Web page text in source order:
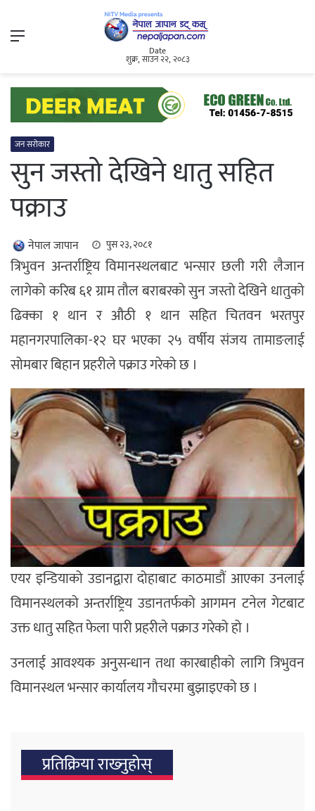
Menu
Date
शुक्र, साउन २२, २०८३
जन सरोकार
सुन जस्तो देखिने धातु सहित
पक्राउ
नेपाल जापान पुस २३, २०८१
त्रिभुवन अन्तर्राष्ट्रिय विमानस्थलबाट भन्सार छली गरी लैजान
लागेको करिब ६१ ग्राम तौल बराबरको सुन जस्तो देखिने धातुको
ढिक्का १ थान र औठी १ थान सहित चितवन भरतपुर
महानगरपालिका-१२ घर भएका २५ वर्षीय संजय तामाङलाई
सोमबार बिहान प्रहरीले पक्राउ गरेको छ ।
एयर इन्डियाको उडानद्वारा दोहाबाट काठमाडौं आएका उनलाई
विमानस्थलको अन्तर्राष्ट्रिय उडानतर्फको आगमन टनेल गेटबाट
उक्त धातु सहित फेला पारी प्रहरीले पक्राउ गरेको हो ।
उनलाई आवश्‍यक अनुसन्धान तथा कारबाहीको लागि त्रिभुवन
विमानस्थल भन्सार कार्यालय गौचरमा बुझाइएको छ ।
प्रतिक्रिया राख्‍नुहोस्